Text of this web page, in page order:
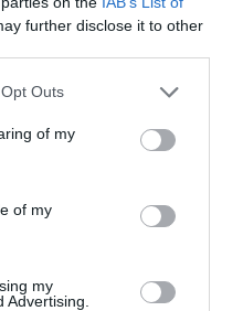
further disclose it to other
uses one or more Google
You may click to
and its third-party tags to
purposes in below Google
Outs
of my
of my
my
Advertising.
elsősorban.